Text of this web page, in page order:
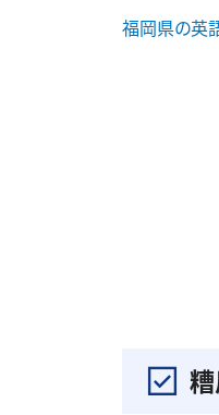
福岡県の英